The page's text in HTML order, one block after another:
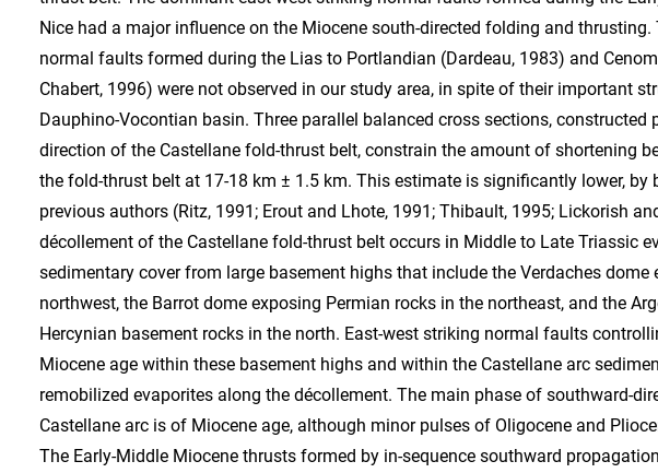
Nice had a major influence on the Miocene south-directed folding and
normal faults formed during the Lias to Portlandian (Dardeau, 1983) and
Chabert, 1996) were not observed in our study area, in spite of their important
Dauphino-Vocontian basin. Three parallel balanced cross sections, constructed
direction of the Castellane fold-thrust belt, constrain the amount of shortening
the fold-thrust belt at 17-18 km ± 1.5 km. This estimate is significantly lower,
previous authors (Ritz, 1991; Erout and Lhote, 1991; Thibault, 1995; Lickorish
décollement of the Castellane fold-thrust belt occurs in Middle to Late Triassic
sedimentary cover from large basement highs that include the Verdaches
northwest, the Barrot dome exposing Permian rocks in the northeast, and the
Hercynian basement rocks in the north. East-west striking normal faults
Miocene age within these basement highs and within the Castellane arc
remobilized evaporites along the décollement. The main phase of southward-
Castellane arc is of Miocene age, although minor pulses of Oligocene and
The Early-Middle Miocene thrusts formed by in-sequence southward